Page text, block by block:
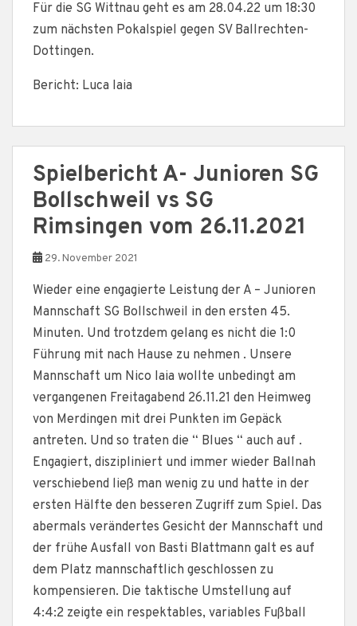
Für die SG Wittnau geht es am 28.04.22 um 18:30
zum nächsten Pokalspiel gegen SV Ballrechten-
Dottingen.
Bericht: Luca Iaia
Spielbericht A- Junioren SG
Bollschweil vs SG
Rimsingen vom 26.11.2021
29. November 2021
Wieder eine engagierte Leistung der A – Junioren
Mannschaft SG Bollschweil in den ersten 45.
Minuten. Und trotzdem gelang es nicht die 1:0
Führung mit nach Hause zu nehmen . Unsere
Mannschaft um Nico Iaia wollte unbedingt am
vergangenen Freitagabend 26.11.21 den Heimweg
von Merdingen mit drei Punkten im Gepäck
antreten. Und so traten die “ Blues “ auch auf .
Engagiert, diszipliniert und immer wieder Ballnah
verschiebend ließ man wenig zu und hatte in der
ersten Hälfte den besseren Zugriff zum Spiel. Das
abermals verändertes Gesicht der Mannschaft und
der frühe Ausfall von Basti Blattmann galt es auf
dem Platz mannschaftlich geschlossen zu
kompensieren. Die taktische Umstellung auf
4:4:2 zeigte ein respektables, variables Fußball